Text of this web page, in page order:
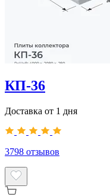
КП-36
Доставка от 1 дня
3798 отзывов